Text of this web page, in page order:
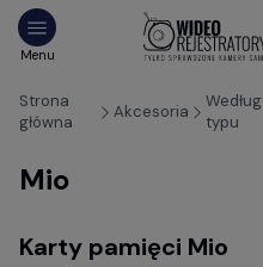
Strona
główna
Akcesoria
Według
typu
Mio
Karty pamięci Mio